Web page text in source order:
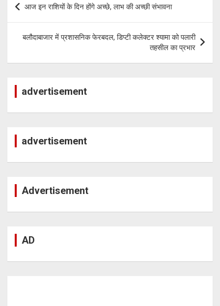
p
navigation
आज इन राशियों के दिन होंगे अच्छे, लाभ की अच्छी संभावना
बलौदाबाजार में प्रशासनिक फेरबदल, डिप्टी कलेक्टर श्यामा को पलारी
तहसील का प्रभार
advertisement
advertisement
Advertisement
AD